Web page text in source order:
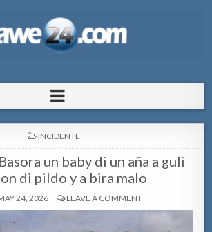
pa Aruba
POSTED
INCIDENTE
un baby di un aña a guli
di pildo y a bira malo
24, 2026 LEAVE A COMMENT